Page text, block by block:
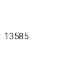
13585